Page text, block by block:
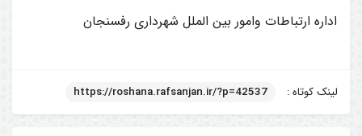
اداره ارتباطات وامور بین الملل شهرداری رفسنجان
لینک کوتاه : https://roshana.rafsanjan.ir/?p=42537